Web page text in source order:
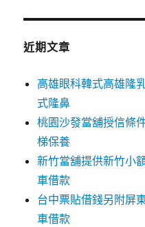
鍵
近期文章
高雄眼科韓式高雄隆
式隆鼻
桃園沙發當舖授信條
梯保養
新竹當舖提供新竹小
車借款
台中票貼借錢另附屏
車借款